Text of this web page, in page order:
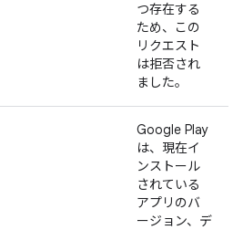
つ存在する
ため、この
リクエスト
は拒否され
ました。
Google Play
は、現在イ
ンストール
されている
アプリのバ
ージョン、デ